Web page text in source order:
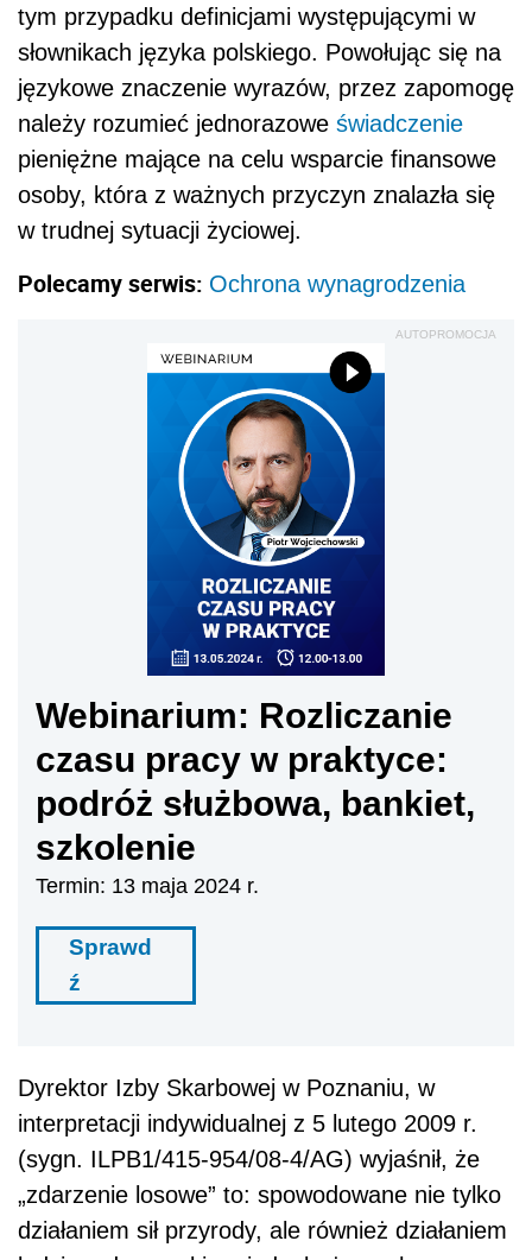
tym przypadku definicjami występującymi w
słownikach języka polskiego. Powołując się na
językowe znaczenie wyrazów, przez zapomogę
należy rozumieć jednorazowe świadczenie
pieniężne mające na celu wsparcie finansowe
osoby, która z ważnych przyczyn znalazła się
w trudnej sytuacji życiowej.
Polecamy serwis: Ochrona wynagrodzenia
AUTOPROMOCJA
Webinarium: Rozliczanie
czasu pracy w praktyce:
podróż służbowa, bankiet,
szkolenie
Termin: 13 maja 2024 r.
Sprawd
ź
Dyrektor Izby Skarbowej w Poznaniu, w
interpretacji indywidualnej z 5 lutego 2009 r.
(sygn. ILPB1/415-954/08-4/AG) wyjaśnił, że
„zdarzenie losowe” to: spowodowane nie tylko
działaniem sił przyrody, ale również działaniem